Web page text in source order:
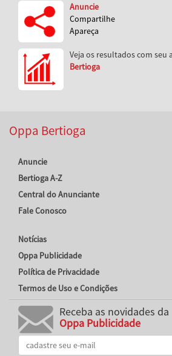
Anuncie
Compartilhe
Apareça
Veja os resultados com seu
Bertioga
Oppa Bertioga
Anuncie
Bertioga A-Z
Central do Anunciante
Fale Conosco
Notícias
Oppa Publicidade
Política de Privacidade
Termos de Uso e Condições
Receba as novidades da
Oppa Publicidade